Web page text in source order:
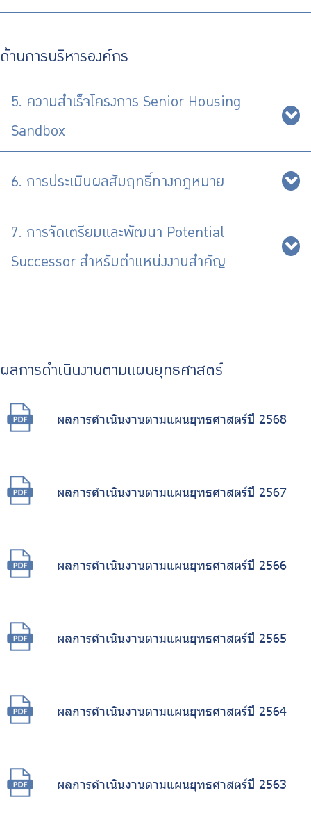
ด้านการบริหารองค์กร
5. ความสำเร็จโครงการ Senior Housing
Sandbox
6. การประเมินผลสัมฤทธิ์ทางกฎหมาย
7. การจัดเตรียมและพัฒนา Potential
Successor สำหรับตำแหน่งงานสำคัญ
ผลการดำเนินงานตามแผนยุทธศาสตร์
ผลการดำเนินงานตามแผนยุทธศาสตร์ปี 2568
ผลการดำเนินงานตามแผนยุทธศาสตร์ปี 2567
ผลการดำเนินงานตามแผนยุทธศาสตร์ปี 2566
ผลการดำเนินงานตามแผนยุทธศาสตร์ปี 2565
ผลการดำเนินงานตามแผนยุทธศาสตร์ปี 2564
ผลการดำเนินงานตามแผนยุทธศาสตร์ปี 2563